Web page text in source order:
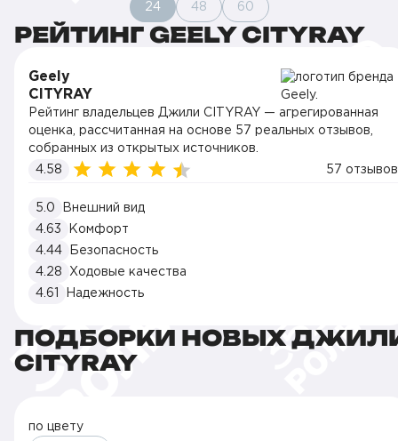
24 48 60
РЕЙТИНГ GEELY CITYRAY
Geely
CITYRAY
Рейтинг владельцев Джили CITYRAY — агрегированная
оценка, рассчитанная на основе 57 реальных отзывов,
собранных из открытых источников.
4.58
57 отзывов
5.0
Внешний вид
4.63
Комфорт
4.44
Безопасность
4.28
Ходовые качества
4.61
Надежность
ПОДБОРКИ НОВЫХ
CITYRAY
по цвету